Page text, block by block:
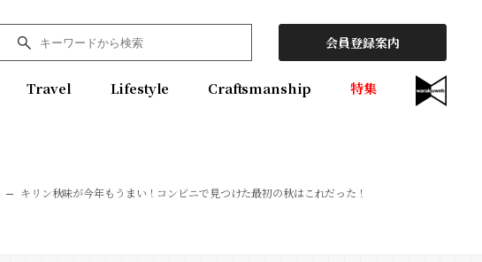
会員登録案内
Travel Lifestyle Craftsmanship 特集
キリン秋味が今年もうまい！コンビニで見つけた最初の秋はこれだった！